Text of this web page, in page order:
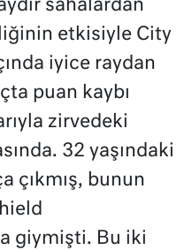
sahalardan
etkisiyle City
iyice raydan
puan kaybı
zirvedeki
32 yaşındaki
çıkmış, bunun
giymişti. Bu iki